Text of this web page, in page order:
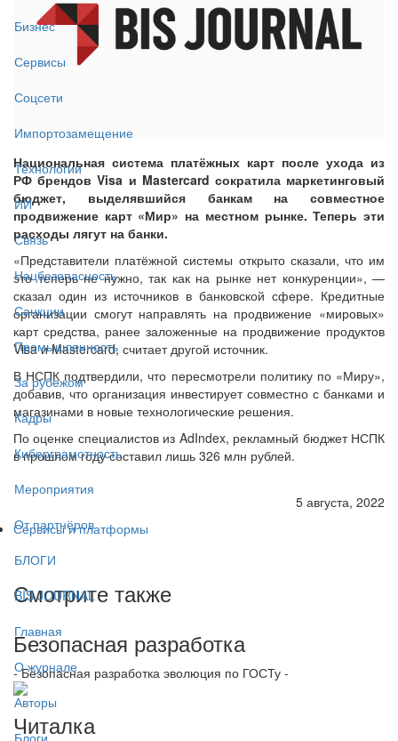
Бизнес
Сервисы
Соцсети
Импортозамещение
Технологии
ИИ
Связь
Нацбезопасность
Санкции
Промышленность
За рубежом
Кадры
Киберграмотность
Мероприятия
От партнёров
БЛОГИ
BIS JOURNAL
Главная
О журнале
Авторы
Блоги
Национальная система платёжных карт после ухода из
РФ брендов Visa и Mastercard сократила маркетинговый
бюджет, выделявшийся банкам на совместное
продвижение карт «Мир» на местном рынке. Теперь эти
расходы лягут на банки.
«Представители платёжной системы открыто сказали, что им
это теперь не нужно, так как на рынке нет конкуренции», —
сказал один из источников в банковской сфере. Кредитные
организации смогут направлять на продвижение «мировых»
карт средства, ранее заложенные на продвижение продуктов
Visa и Mastercard, считает другой источник.
В НСПК подтвердили, что пересмотрели политику по «Миру»,
добавив, что организация инвестирует совместно с банками и
магазинами в новые технологические решения.
По оценке специалистов из AdIndex, рекламный бюджет НСПК
в прошлом году составил лишь 326 млн рублей.
5 августа, 2022
Сервисы и платформы
Смотрите также
Безопасная разработка
- Безопасная разработка эволюция по ГОСТу -
Читалка